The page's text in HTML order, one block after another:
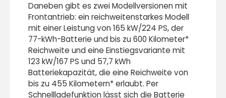
Daneben gibt es zwei Modellversionen mit
Frontantrieb: ein reichweitenstarkes Modell
mit einer Leistung von 165 kW/224 PS, der
77-kWh-Batterie und bis zu 600 Kilometer*
Reichweite und eine Einstiegsvariante mit
123 kW/167 PS und 57,7 kWh
Batteriekapazität, die eine Reichweite von
bis zu 455 Kilometern* erlaubt. Per
Schnellladefunktion lässt sich die Batterie